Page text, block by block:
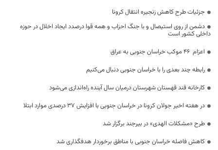
جزئيات طرح کاهش زنجیره انتقال کرونا
دشمن از روی استیصال و با جنگ احزاب و همه قوا درصدد ایجاد اخلال در حوزه
داخلی کشور است
اعزام ۴۶ موکب خراسان جنوبی به عراق
رابطه چند بعدی را با خراسان جنوبی دنبال می‌کنیم
کارخانه قند قهستان شهرستان درمیان سال آینده راه‌اندازی می‌شود
در هفته اخیر جولان کرونا در خراسان جنوبی با افزایش 37 درصدی موارد ابتلا
طرح «مشکلات الهدی» در بیرجند برگزار شد
کاهش فاصله خراسان جنوبی با مناطق برخوردار هدفگذاری شد